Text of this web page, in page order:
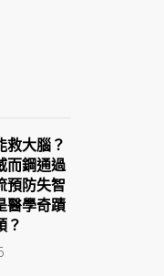
救大腦？
而鋼通過
預防失智
醫學奇蹟
？